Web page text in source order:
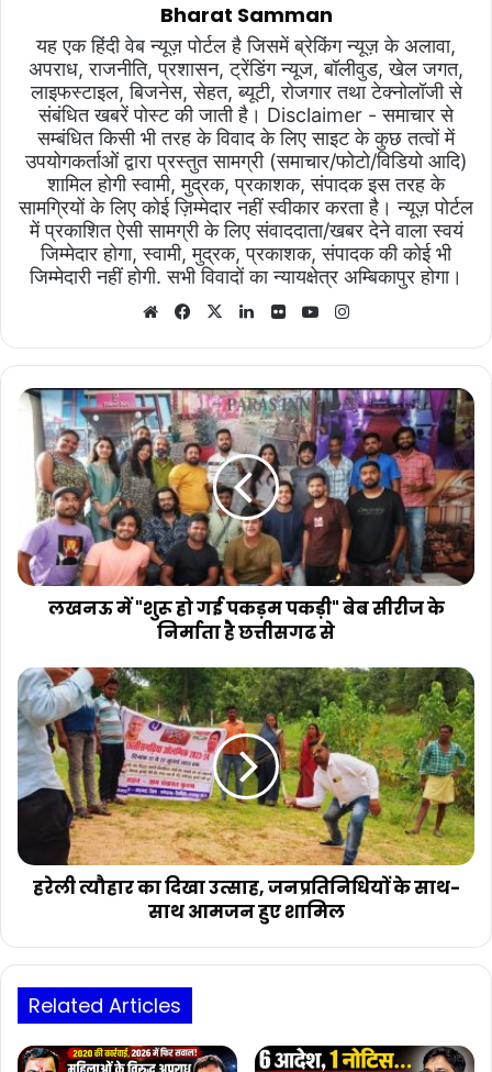
Bharat Samman
यह एक हिंदी वेब न्यूज़ पोर्टल है जिसमें ब्रेकिंग न्यूज़ के अलावा,
अपराध, राजनीति, प्रशासन, ट्रेंडिंग न्यूज, बॉलीवुड, खेल जगत,
लाइफस्टाइल, बिजनेस, सेहत, ब्यूटी, रोजगार तथा टेक्नोलॉजी से
संबंधित खबरें पोस्ट की जाती है। Disclaimer - समाचार से
सम्बंधित किसी भी तरह के विवाद के लिए साइट के कुछ तत्वों में
उपयोगकर्ताओं द्वारा प्रस्तुत सामग्री (समाचार/फोटो/विडियो आदि)
शामिल होगी स्वामी, मुद्रक, प्रकाशक, संपादक इस तरह के
सामग्रियों के लिए कोई ज़िम्मेदार नहीं स्वीकार करता है। न्यूज़ पोर्टल
में प्रकाशित ऐसी सामग्री के लिए संवाददाता/खबर देने वाला स्वयं
जिम्मेदार होगा, स्वामी, मुद्रक, प्रकाशक, संपादक की कोई भी
जिम्मेदारी नहीं होगी. सभी विवादों का न्यायक्षेत्र अम्बिकापुर होगा।
WebsiteFacebook
X LinkedIn
Flickr YouTube
लखनऊ
"शुरू
पकड़म
पकड़ी"
बेब
सीरीज
छत्तीसगढ
से
लखनऊ में "शुरू हो गई पकड़म पकड़ी" बेब सीरीज के
निर्माता है छत्तीसगढ से
हरेली
त्यौहार
का
दिखा
उत्साह,
जनप्रतिनिधियों
साथ
आमजन
हरेली त्यौहार का दिखा उत्साह, जनप्रतिनिधियों के साथ-
साथ आमजन हुए शामिल
Related Articles